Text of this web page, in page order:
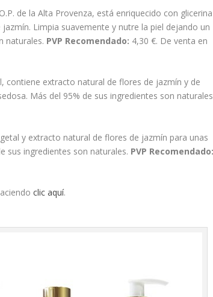
de la Alta Provenza, está enriquecido con glicerina
Limpia suavemente y nutre la piel dejando un
naturales. PVP Recomendado: 4,30 €. De venta en
contiene extracto natural de flores de jazmín y de
Más del 95% de sus ingredientes son
y extracto natural de flores de jazmín para unas
sus ingredientes son naturales. PVP
clic aquí.